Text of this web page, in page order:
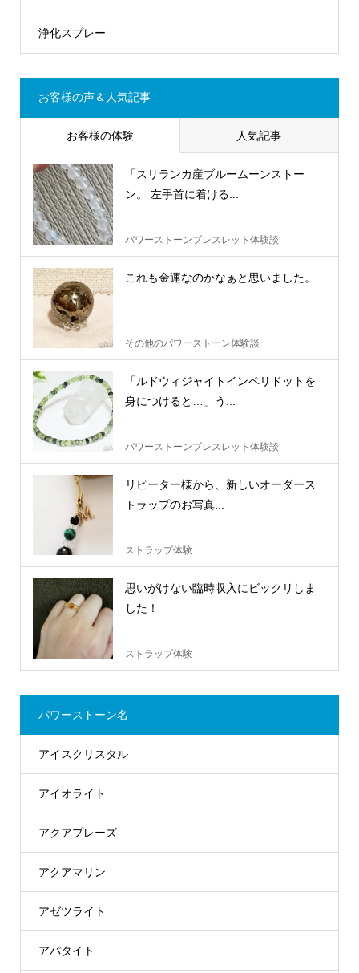
浄化スプレー
お客様の声＆人気記事
お客様の体験 人気記事
「スリランカ産ブルームーンストー
ン。 左手首に着ける...
パワーストーンブレスレット体験談
これも金運なのかなぁと思いました。
その他のパワーストーン体験談
「ルドウィジャイトインペリドットを
身につけると…」う...
パワーストーンブレスレット体験談
リピーター様から、新しいオーダース
トラップのお写真...
ストラップ体験
思いがけない臨時収入にビックリしま
した！
ストラップ体験
パワーストーン名
アイスクリスタル
アイオライト
アクアプレーズ
アクアマリン
アゼツライト
アパタイト